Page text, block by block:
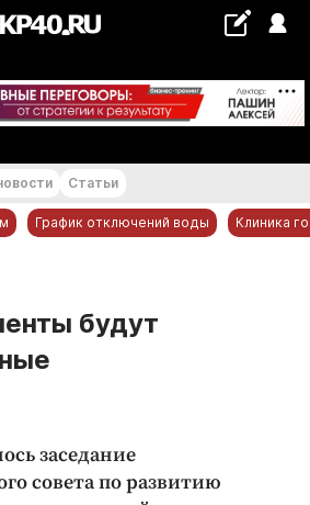
+20...+21 °С
Статьи
График отключений воды Клиника
будут
заседание
совета по развитию